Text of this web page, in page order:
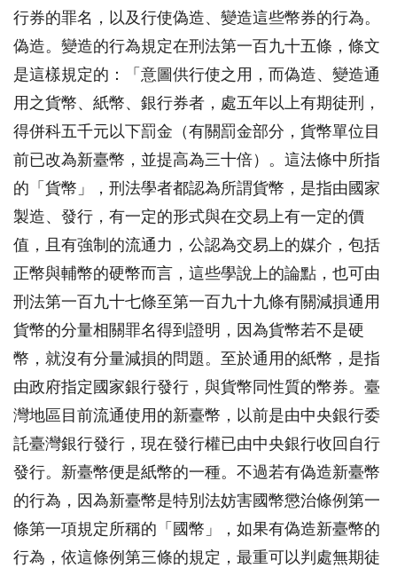
行券的罪名，以及行使偽造、變造這些幣券的行為。
偽造。變造的行為規定在刑法第一百九十五條，條文
是這樣規定的：「意圖供行使之用，而偽造、變造通
用之貨幣、紙幣、銀行券者，處五年以上有期徒刑，
得併科五千元以下罰金（有關罰金部分，貨幣單位目
前已改為新臺幣，並提高為三十倍）。這法條中所指
的「貨幣」，刑法學者都認為所謂貨幣，是指由國家
製造、發行，有一定的形式與在交易上有一定的價
值，且有強制的流通力，公認為交易上的媒介，包括
正幣與輔幣的硬幣而言，這些學說上的論點，也可由
刑法第一百九十七條至第一百九十九條有關減損通用
貨幣的分量相關罪名得到證明，因為貨幣若不是硬
幣，就沒有分量減損的問題。至於通用的紙幣，是指
由政府指定國家銀行發行，與貨幣同性質的幣券。臺
灣地區目前流通使用的新臺幣，以前是由中央銀行委
託臺灣銀行發行，現在發行權已由中央銀行收回自行
發行。新臺幣便是紙幣的一種。不過若有偽造新臺幣
的行為，因為新臺幣是特別法妨害國幣懲治條例第一
條第一項規定所稱的「國幣」，如果有偽造新臺幣的
行為，依這條例第三條的規定，最重可以判處無期徒